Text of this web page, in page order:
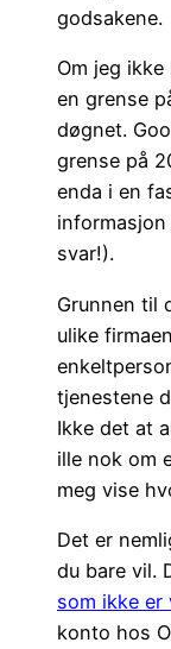
godsakene.
Om jeg
en grense
døgnet.
grense på
enda i en
svar!).
Grunnen til
ulike
tjenestene
Ikke det at
ille nok om
meg vise
Det er
du bare vil.
som ikke er
konto hos